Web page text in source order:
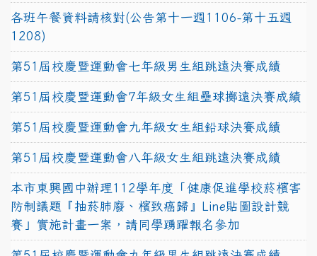
各班午餐資料請核對(公告第十一週1106-第十五週
1208)
第51屆校慶暨運動會七年級男生組跳遠決賽成績
第51屆校慶暨運動會7年級女生組壘球擲遠決賽成績
第51屆校慶暨運動會九年級女生組鉛球決賽成績
第51屆校慶暨運動會八年級女生組跳遠決賽成績
本市東興國中辦理112學年度「健康促進學校菸檳害
防制議題『抽菸肺廢、檳致癌歸』Line貼圖設計競
賽」實施計畫一案，請同學踴躍報名參加